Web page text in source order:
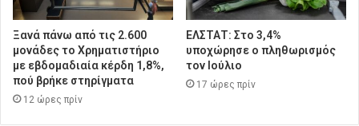
Ξανά πάνω από τις 2.600
μονάδες το Χρηματιστήριο
με εβδομαδιαία κέρδη 1,8%,
πού βρήκε στηρίγματα
12 ώρες πρίν
ΕΛΣΤΑΤ: Στο 3,4%
υποχώρησε ο πληθωρισμός
τον Ιούλιο
17 ώρες πρίν